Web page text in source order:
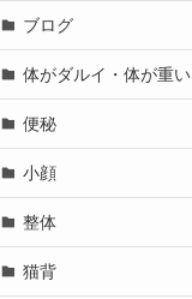
ブログ
体がダルイ・体が重い
便秘
小顔
整体
猫背